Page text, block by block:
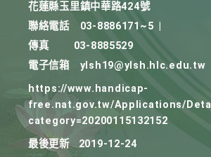
花蓮縣玉里鎮中華路424號
聯絡電話
03-8886171~5
傳真
03-8885529
電子信箱
ylsh19@ylsh.hlc.edu.tw
https://www.handicap-
free.nat.gov.tw/Applications/
category=20200115132152
最後更新
2019-12-24